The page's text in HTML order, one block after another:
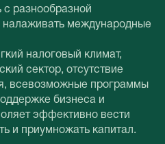
с разнообразной
налаживать международные
налоговый климат,
сектор, отсутствие
всевозможные программы
бизнеса и
эффективно вести
и приумножать капитал.